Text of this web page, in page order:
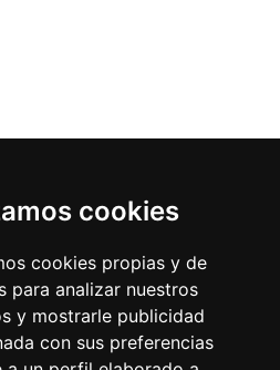
cookies
cookies propias y de
para analizar nuestros
y mostrarle publicidad
con sus preferencias